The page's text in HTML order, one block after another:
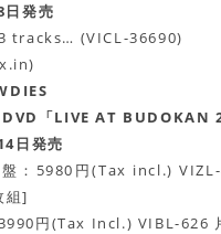
日発売
tracks… (VICL-36690)
「LIVE AT BUDOKAN
日発売
盤：5980円(Tax incl.)
組]
3990円(Tax Incl.) VIBL-626